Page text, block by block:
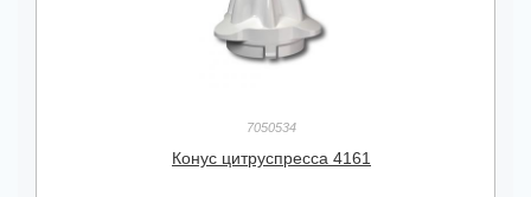
7050534
Конус цитруспресса 4161